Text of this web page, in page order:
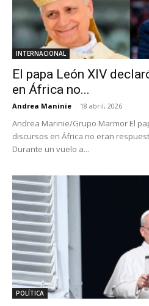
INTERNACIONAL
El papa León XIV
en África no...
Andrea Maninie - 18 abril, 2026
Andrea Marinie/Grupo Marmor El
discursos en África no eran
Durante un vuelo a...
POLÍTICA